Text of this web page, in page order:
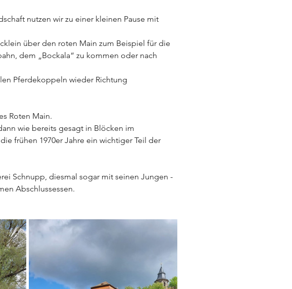
nutzen wir zu einer kleinen Pause mit
über den roten Main zum Beispiel für die
dem „Bockala“ zu kommen oder nach
Pferdekoppeln wieder Richtung
Roten Main.
wie bereits gesagt in Blöcken im
frühen 1970er Jahre ein wichtiger Teil der
Schnupp, diesmal sogar mit seinen Jungen -
Abschlussessen.